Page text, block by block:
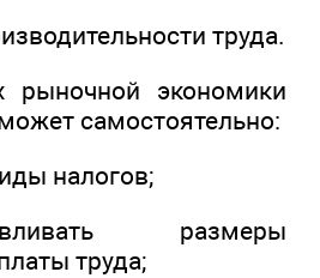
труда.
рыночной экономики
самостоятельно:
налогов;
размеры
труда;